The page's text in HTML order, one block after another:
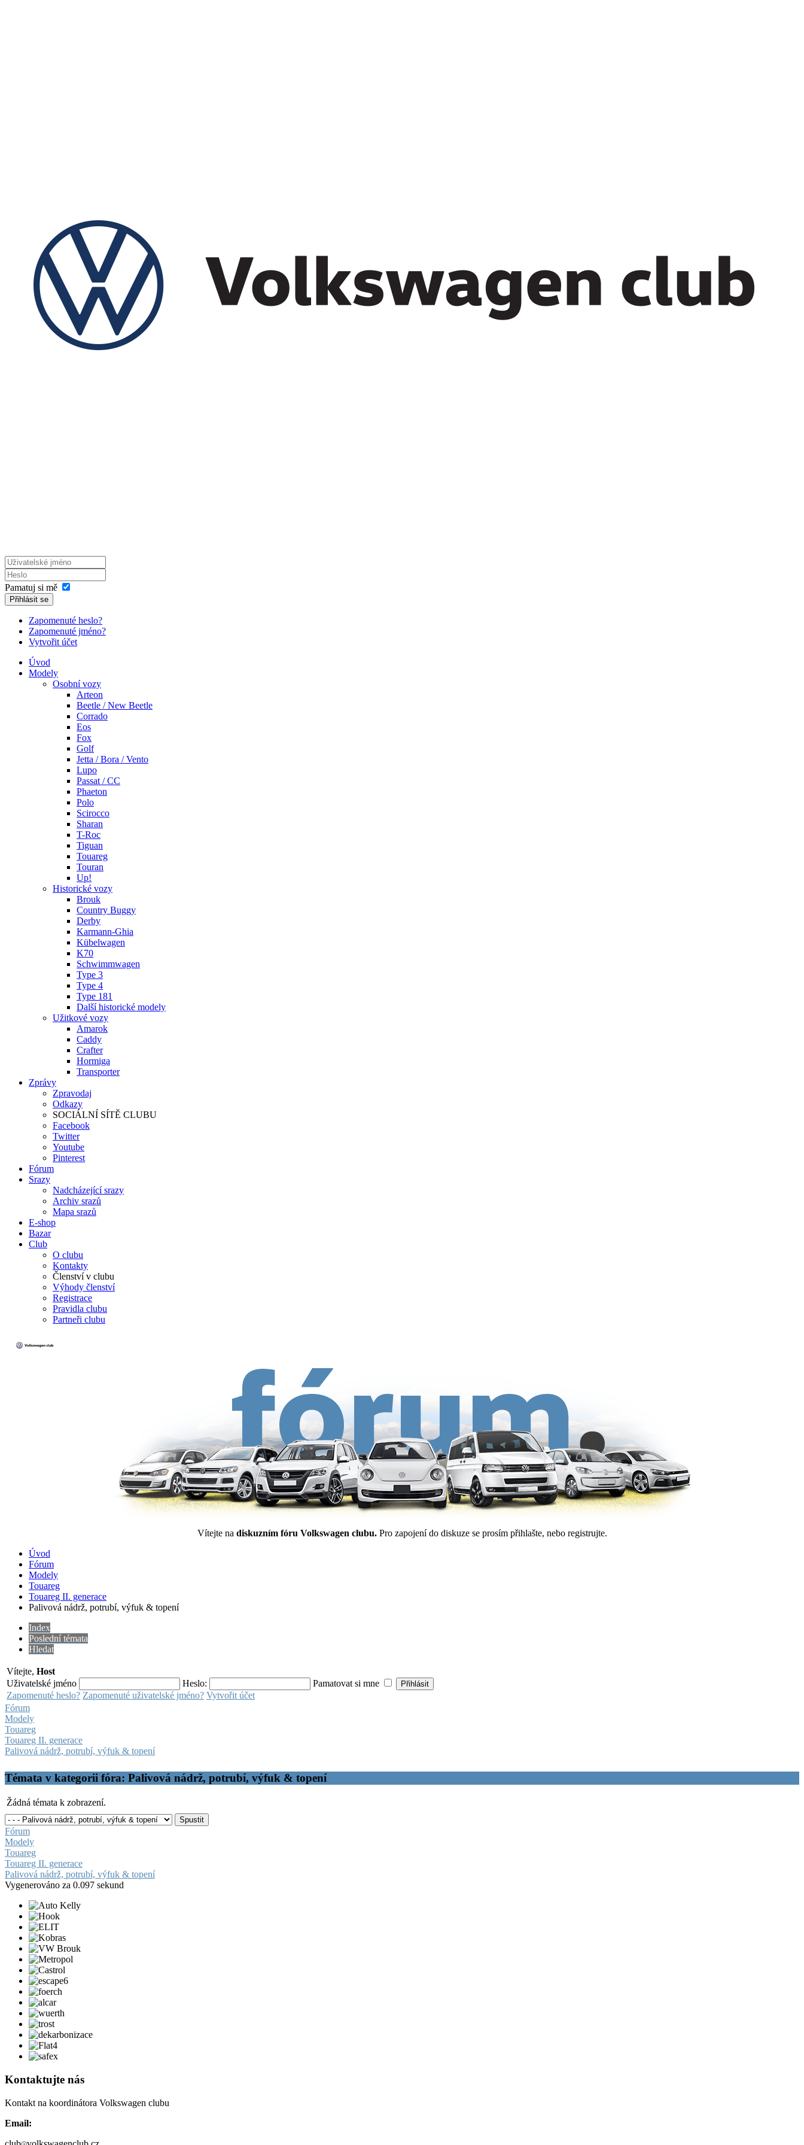
Pamatuj si mě
Přihlásit se
Zapomenuté heslo?
Zapomenuté jméno?
Vytvořit účet
Úvod
Modely
Osobní vozy
Arteon
Beetle / New Beetle
Corrado
Eos
Fox
Golf
Jetta / Bora / Vento
Lupo
Passat / CC
Phaeton
Polo
Scirocco
Sharan
T-Roc
Tiguan
Touareg
Touran
Up!
Historické vozy
Brouk
Country Buggy
Derby
Karmann-Ghia
Kübelwagen
K70
Schwimmwagen
Type 3
Type 4
Type 181
Další historické modely
Užitkové vozy
Amarok
Caddy
Crafter
Hormiga
Transporter
Zprávy
Zpravodaj
Odkazy
SOCIÁLNÍ SÍTĚ CLUBU
Facebook
Twitter
Youtube
Pinterest
Fórum
Srazy
Nadcházející srazy
Archiv srazů
Mapa srazů
E-shop
Bazar
Club
O clubu
Kontakty
Členství v clubu
Výhody členství
Registrace
Pravidla clubu
Partneři clubu
Vítejte na diskuzním fóru Volkswagen clubu. Pro zapojení do diskuze se prosím přihlašte, nebo registrujte.
Úvod
Fórum
Modely
Touareg
Touareg II. generace
Palivová nádrž, potrubí, výfuk & topení
Index
Poslední témata
Hledat
Vítejte, Host
Uživatelské jméno
Heslo:
Pamatovat si mne
Zapomenuté heslo? Zapomenuté uživatelské jméno? Vytvořit účet
Fórum
Modely
Touareg
Touareg II. generace
Palivová nádrž, potrubí, výfuk & topení
Témata v kategorii fóra: Palivová nádrž, potrubí, výfuk & topení
Žádná témata k zobrazení.
Fórum
Modely
Touareg
Touareg II. generace
Palivová nádrž, potrubí, výfuk & topení
Vygenerováno za 0.097 sekund
Kontaktujte nás
Kontakt na koordinátora Volkswagen clubu
Email: